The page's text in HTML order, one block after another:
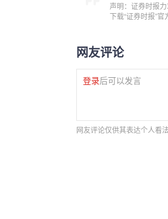
声明：证券时报
下载“证券时报”
网友评论
登录后可以发言
网友评论仅供其表达个人看